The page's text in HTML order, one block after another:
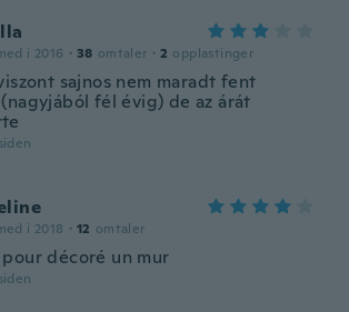
i 2016 · 38 omtaler · 2 opplastinger
sajnos nem maradt fent
fél évig) de az árát
i 2018 · 12 omtaler
décoré un mur